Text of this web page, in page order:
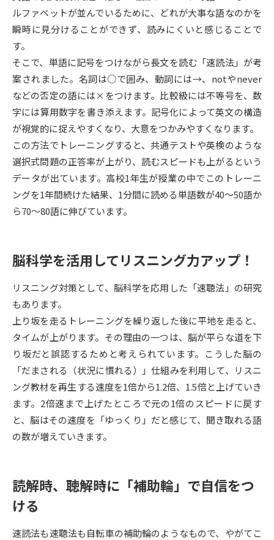
試験
大学で学べる内容や特徴を調べる
新増設大学・学部・学科特集
国際・グローバルに強い大学特
データサイエンス特集 奨学金・特待生制度特集
デジタルパンフレット 進路の３択
SELFBRAND特集ページ
オープンキャンパスなどを調べる
オープンキャンパス検索 実施プログラムから探す
来場型・Web型イベント特集 夢ナビライブ
受験準備 資料検索
併願校選び 受験スケジュールを立てよう
先輩が入学を決めた理由 テレメール全国一斉進学調査
ルファベットが並んでいるために、どれが大事な語なのかを
瞬時に見分けることができず、読みにくいと感じることで
す。
そこで、単語に記号をつけながら長文を読む「速読法」が考
案されました。名詞は○で囲み、動詞には→、notやnever
などの否定の語には×をつけます。比較級には不等号を、数
字には算用数字を書き添えます。記号化によって英文の構造
が視覚的に捉えやすくなり、大意をつかみやすくなります。
この方法でトレーニングすると、共通テストや英検のような
選択式問題の正答率が上がり、読むスピードも上がるという
データが出ています。高校1年生が授業の中でこのトレーニ
ングを1年間続けた結果、1分間に読める単語数が40～50語か
ら70～80語に伸びています。
脳科学を活用してリスニング力アップ！
リスニング対策として、脳科学を応用した「速聴法」の研究
もあります。
上り坂を走るトレーニングを繰り返した後に平地を走ると、
タイムが上がります。その理由の一つは、脳が平らな道を下
り坂だと誤認するためと考えられています。こうした脳の
「だまされる（状況に慣れる）」仕組みを利用して、リスニ
ング教材を再生する速度を1倍から1.2倍、1.5倍と上げていき
ます。2倍速まで上げたところで元の1倍のスピードに戻す
と、脳はその速度を「ゆっくり」だと感じて、聞き取れる語
の数が増えていきます。
読解時、聴解時に「補助輪」で自信をつ
ける
速読法も速聴法も自転車の補助輪のようなもので、やがてこ